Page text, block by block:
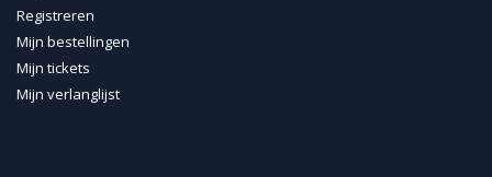
Registreren
Mijn bestellingen
Mijn tickets
Mijn verlanglijst